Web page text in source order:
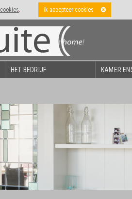
cookies. ik accepteer cookies
HET BEDRIJF KAMER